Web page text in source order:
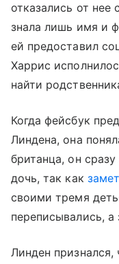
отказались от нее
знала лишь имя и
ей предоставил
Харрис
найти
Когда фейсбук
Линдена, она
британца, он
дочь, так как
своими тремя
переписывались, а
Линден признался,